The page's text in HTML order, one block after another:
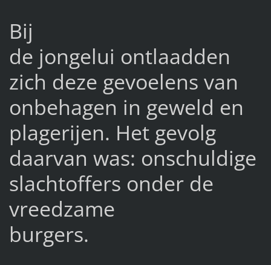
Bij
de jongelui ontlaadden
zich deze gevoelens van
onbehagen in geweld en
plagerijen. Het gevolg
daarvan was: onschuldige
slachtoffers onder de
vreedzame
burgers.